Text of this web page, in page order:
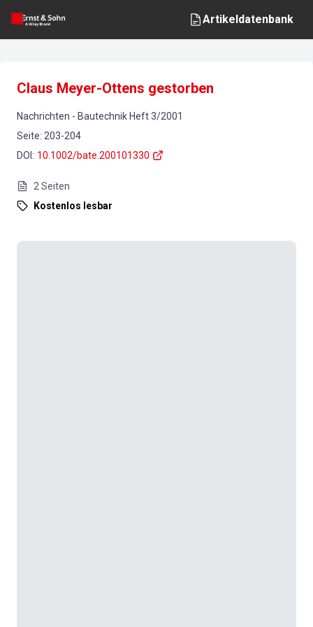
Artikeldatenbank
Claus Meyer-Ottens gestorben
Nachrichten - Bautechnik Heft3/2001
Seite: 203-204
DOI : 10.1002/bate.200101330
2 Seiten
Kostenlos lesbar